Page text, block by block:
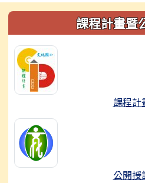
左邊區域內容課程計畫暨
課程計
公開授